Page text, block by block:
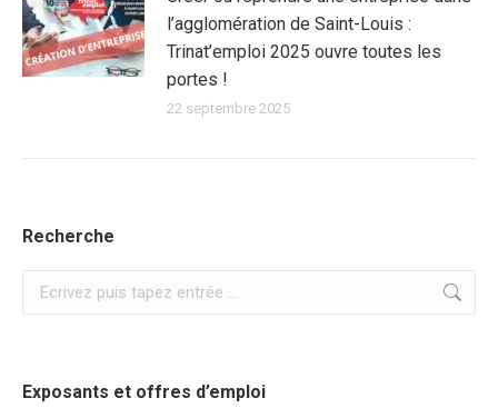
l’agglomération de Saint-Louis :
Trinat’emploi 2025 ouvre toutes les
portes !
22 septembre 2025
Recherche
Exposants et offres d’emploi